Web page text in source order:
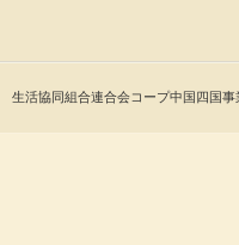
生活協同組合連合会コープ中国四国